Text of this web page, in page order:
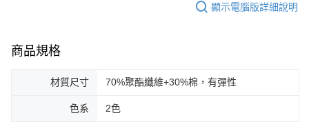
顯示電腦版詳細說明
商品規格
材質尺寸 70%聚酯纖維+30%棉，有彈性
色系 2色